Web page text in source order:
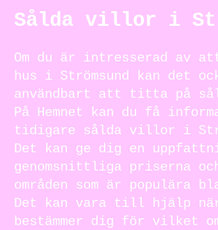
Sålda villor i
Om du är intresserad av
hus i Strömsund kan det
användbart att titta på
På Hemnet kan du få
tidigare sålda villor i
Det kan ge dig en
genomsnittliga priserna
områden som är populära
Det kan vara till hjälp
bestämmer dig för vilket